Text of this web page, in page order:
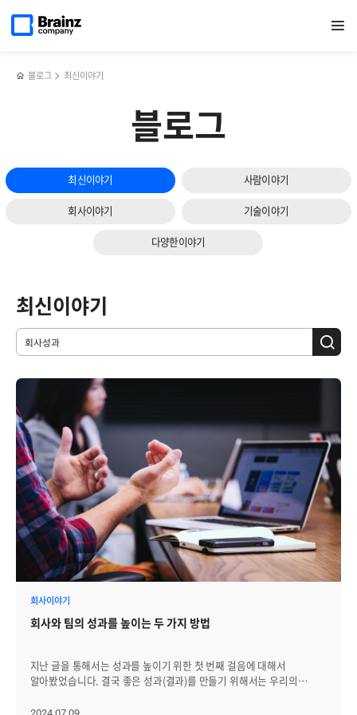
열기
페이지로
블로그 최신이야기
블로그
최신이야기 사람이야기
회사이야기 기술이야기
다양한이야기
최신이야기
회사이야기
회사와 팀의 성과를 높이는 두 가지 방법
지난 글을 통해서는 성과를 높이기 위한 첫 번째 걸음에 대해서
알아봤었습니다. 결국 좋은 성과(결과)를 만들기 위해서는 우리의
관리하는 것이 핵심이죠. (지난 글 보기) '개인'의 차원에서는 에너지와